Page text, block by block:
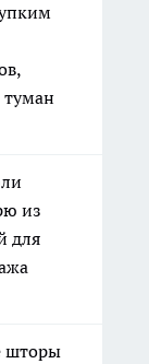
из
для
шторы